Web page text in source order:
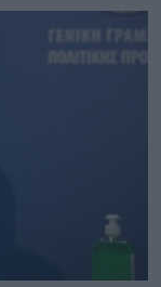
καλά γιατί
μας